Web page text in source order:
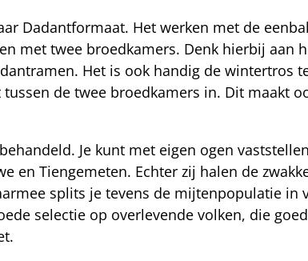
Dadantformaat. Het werken met de
met twee broedkamers. Denk hierbij aan
Het is ook handig de wintertros
de twee broedkamers in. Dit maakt
Je kunt met eigen ogen
en Tiengemeten. Echter zij halen de
splits je tevens de mijtenpopulatie in
selectie op overlevende volken, die